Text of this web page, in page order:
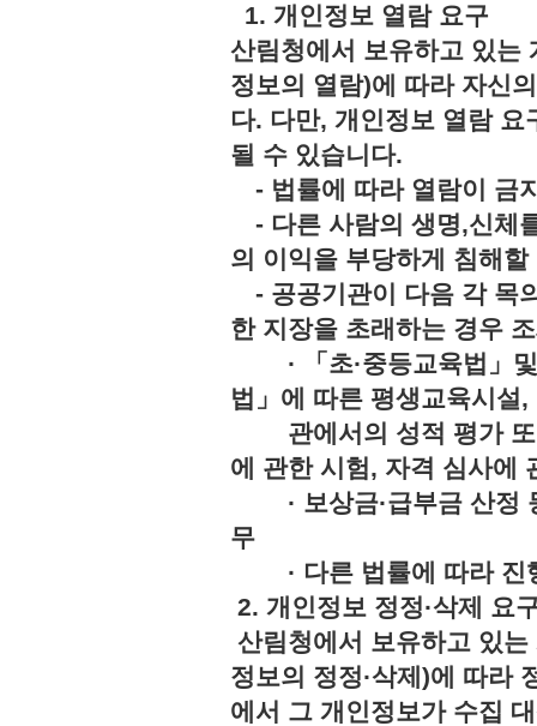
1. 개인정보 열람 요구
산림청에서 보유하고 있는
정보의 열람)에 따라 자신
다. 다만, 개인정보 열람
될 수 있습니다.
- 법률에 따라 열람이
- 다른 사람의 생명,신체
의 이익을 부당하게 침
- 공공기관이 다음 각 목
한 지장을 초래하는 경우
· 「초·중등교육법」및
법」에 따른 평생교육시설
관에서의 성적 평가 또
에 관한 시험, 자격 심사에
· 보상금·급부금 산정
무
· 다른 법률에 따라 진
2. 개인정보 정정·삭제 요
산림청에서 보유하고 있
정보의 정정·삭제)에 따라
에서 그 개인정보가 수집